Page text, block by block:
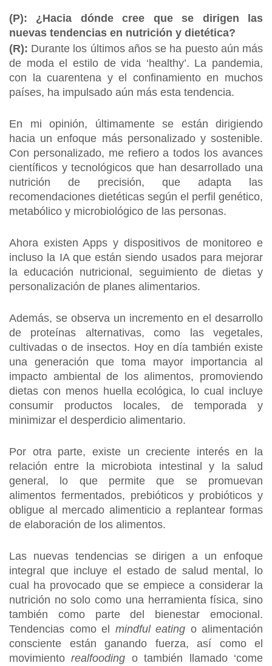
(P): ¿Hacia dónde cree que se dirigen las
nuevas tendencias en nutrición y dietética?
(R): Durante los últimos años se ha puesto aún más
de moda el estilo de vida ‘healthy’. La pandemia,
con la cuarentena y el confinamiento en muchos
países, ha impulsado aún más esta tendencia.
En mi opinión, últimamente se están dirigiendo
hacia un enfoque más personalizado y sostenible.
Con personalizado, me refiero a todos los avances
científicos y tecnológicos que han desarrollado una
nutrición de precisión, que adapta las
recomendaciones dietéticas según el perfil genético,
metabólico y microbiológico de las personas.
Ahora existen Apps y dispositivos de monitoreo e
incluso la IA que están siendo usados para mejorar
la educación nutricional, seguimiento de dietas y
personalización de planes alimentarios.
Además, se observa un incremento en el desarrollo
de proteínas alternativas, como las vegetales,
cultivadas o de insectos. Hoy en día también existe
una generación que toma mayor importancia al
impacto ambiental de los alimentos, promoviendo
dietas con menos huella ecológica, lo cual incluye
consumir productos locales, de temporada y
minimizar el desperdicio alimentario.
Por otra parte, existe un creciente interés en la
relación entre la microbiota intestinal y la salud
general, lo que permite que se promuevan
alimentos fermentados, prebióticos y probióticos y
obligue al mercado alimenticio a replantear formas
de elaboración de los alimentos.
Las nuevas tendencias se dirigen a un enfoque
integral que incluye el estado de salud mental, lo
cual ha provocado que se empiece a considerar la
nutrición no solo como una herramienta física, sino
también como parte del bienestar emocional.
Tendencias como el mindful eating o alimentación
consciente están ganando fuerza, así como el
movimientorealfooding o también llamado ‘come